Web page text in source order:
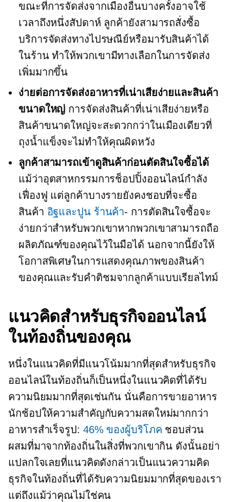
ขณะที่การจัดส่งจากเมืองอื่นบางครั้งอาจใช้
เวลาถึงหนึ่งสัปดาห์ ลูกค้ายังสามารถสั่งซื้อ
บริการจัดส่งทางไปรษณีย์หรือมารับสินค้าได้
ในร้านทำให้พวกเขามีทางเลือกในการจัดส่ง
เพิ่มมากขึ้น
ง่ายต่อการจัดส่งอาหารที่เน่าเสียง่ายและสินค้า
ขนาดใหญ่ การจัดส่งสินค้าที่เน่าเสียง่ายหรือ
สินค้าขนาดใหญ่จะสะดวกกว่าในเมืองเดียวที่
ถุงน้ำแข็งจะไม่ทำให้คุณผิดหวัง
ลูกค้าสามารถเข้าดูสินค้าก่อนตัดสินใจซื้อได้
แม้ว่าอุตสาหกรรมการช็อปปิ้งออนไลน์กำลัง
เฟื่องฟู แต่ลูกค้าบางรายยังคงชอบที่จะซื้อ
สินค้า อิฐและปูนร้านค้า- การตัดสินใจซื้อจะ
ง่ายกว่าสำหรับพวกเขาหากพวกเขาสามารถถือ
ผลิตภัณฑ์ของคุณไว้ในมือได้ นอกจากนี้ยังให้
โอกาสพิเศษในการแสดงคุณภาพของสินค้า
ของคุณและรับคำติชมจากลูกค้าแบบเรียลไทม์
แนวคิดสำหรับธุรกิจออนไลน์
ในท้องถิ่นของคุณ
หนึ่งในแนวคิดที่มีแนวโน้มมากที่สุดสำหรับธุรกิจ
ออนไลน์ในท้องถิ่นก็เป็นหนึ่งในแนวคิดที่ได้รับ
ความนิยมมากที่สุดเช่นกัน นั่นคือการขายอาหาร
นักช้อปให้ความสำคัญกับความสดใหม่มากกว่า
อาหารสำเร็จรูป: 46% ของผู้บริโภค ชอบส่วน
ผสมที่มาจากท้องถิ่นในสิ่งที่พวกเขากิน ดังนั้นอย่า
แปลกใจเลยที่แนวคิดดังกล่าวเป็นแนวความคิด
ธุรกิจในท้องถิ่นที่ได้รับความนิยมมากที่สุดของเรา
แต่ถึงแม้ว่าคุณไม่ใช่คน